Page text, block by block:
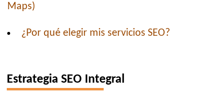
Maps)
¿Por qué elegir mis servicios SEO?
Estrategia SEO Integral